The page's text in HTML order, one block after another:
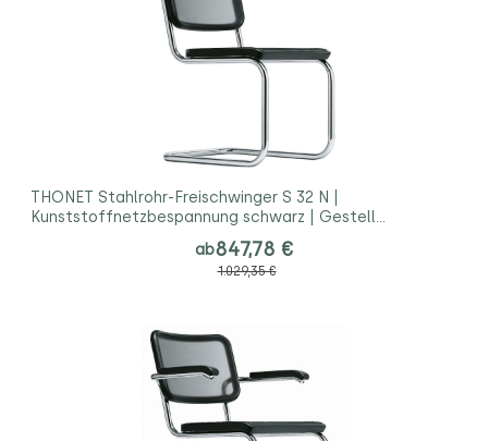
THONET Stahlrohr-Freischwinger S 32 N |
Kunststoffnetzbespannung schwarz | Gestell
ab847,78 €
1.029,35 €